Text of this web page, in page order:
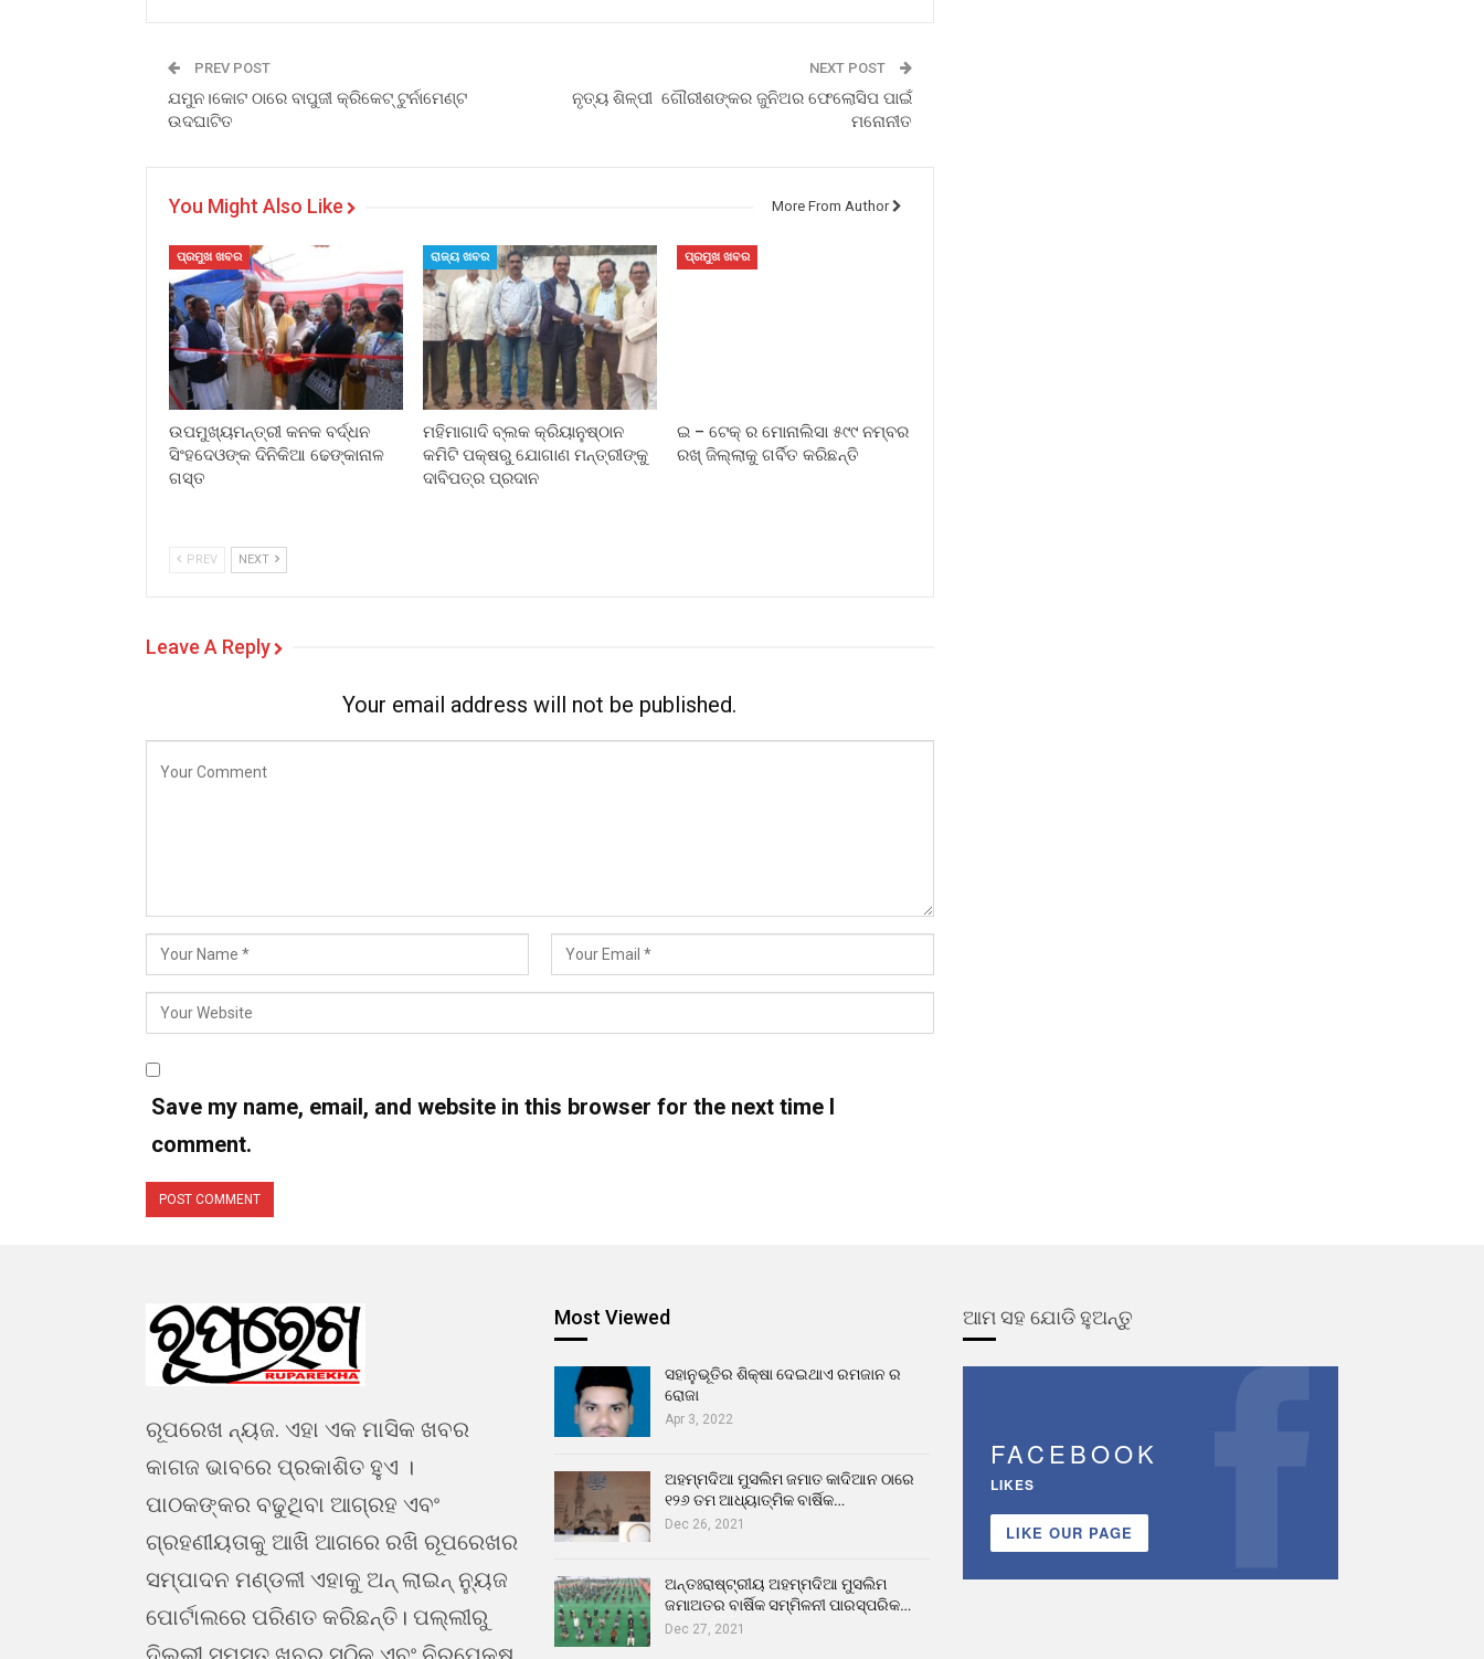
PREV POST
ଯମୁନ।କୋଟ ଠାରେ ବାପୁଜୀ କ୍ରିକେଟ୍ ଟୁର୍ନାମେଣ୍ଟ
ଉଦଘାଟିତ
NEXT POST
ନୃତ୍ୟ ଶିଳ୍ପୀ ଗୌରୀଶଙ୍କର ଜୁନିଅର ଫେଲୋସିପ ପାଇଁ
ମନୋନୀତ
You Might Also Like More From Author
ପ୍ରମୁଖ ଖବର
ଉପମୁଖ୍ୟମନ୍ତ୍ରୀ କନକ ବର୍ଦ୍ଧନ
ସିଂହଦେଓଙ୍କ ଦିନିକିଆ ଢେଙ୍କାନାଳ
ଗସ୍ତ
ରାଜ୍ୟ ଖବର
ମହିମାଗାଦି ବ୍ଲକ କ୍ରିୟାନୁଷ୍ଠାନ
କମିଟି ପକ୍ଷରୁ ଯୋଗାଣ ମନ୍ତ୍ରୀଙ୍କୁ
ଦାବିପତ୍ର ପ୍ରଦାନ
ପ୍ରମୁଖ ଖବର
ଇ – ଟେକ୍ ର ମୋନାଲିସା ୫୯୯ ନମ୍ବର
ରଖ୍ ଜିଲ୍ଲାକୁ ଗର୍ବିତ କରିଛନ୍ତି
PREV NEXT
Leave A Reply
Your email address will not be published.
Save my name, email, and website in this browser for the next time I
comment.
ରୂପରେଖ ନ୍ୟଜ. ଏହା ଏକ ମାସିକ ଖବର
କାଗଜ ଭାବରେ ପ୍ରକାଶିତ ହୁଏ ।
ପାଠକଙ୍କର ବଢୁଥିବା ଆଗ୍ରହ ଏବଂ
ଗ୍ରହଣୀୟତାକୁ ଆଖି ଆଗରେ ରଖି ରୂପରେଖର
ସମ୍ପାଦନ ମଣ୍ଡଳୀ ଏହାକୁ ଅନ୍ ଲାଇନ୍ ନ୍ୟୁଜ
ପୋର୍ଟାଲରେ ପରିଣତ କରିଛନ୍ତି। ପଲ୍ଲୀରୁ
Most Viewed
ସହାନୁଭୂତିର ଶିକ୍ଷା ଦେଇଥାଏ ରମଜାନ ର
ରୋଜା
Apr 3, 2022
ଅହମ୍ମଦିଆ ମୁସଲିମ ଜମାତ କାଦିଆନ ଠାରେ
୧୨୬ ତମ ଆଧ୍ୟାତ୍ମିକ ବାର୍ଷିକ…
Dec 26, 2021
ଅନ୍ତଃରାଷ୍ଟ୍ରୀୟ ଅହମ୍ମଦିଆ ମୁସଲିମ
ଜମାଅତର ବାର୍ଷିକ ସମ୍ମିଳନୀ ପାରସ୍ପରିକ…
Dec 27, 2021
ଆମ ସହ ଯୋଡି ହୁଅନ୍ତୁ
FACEBOOK
LIKES
LIKE OUR PAGE